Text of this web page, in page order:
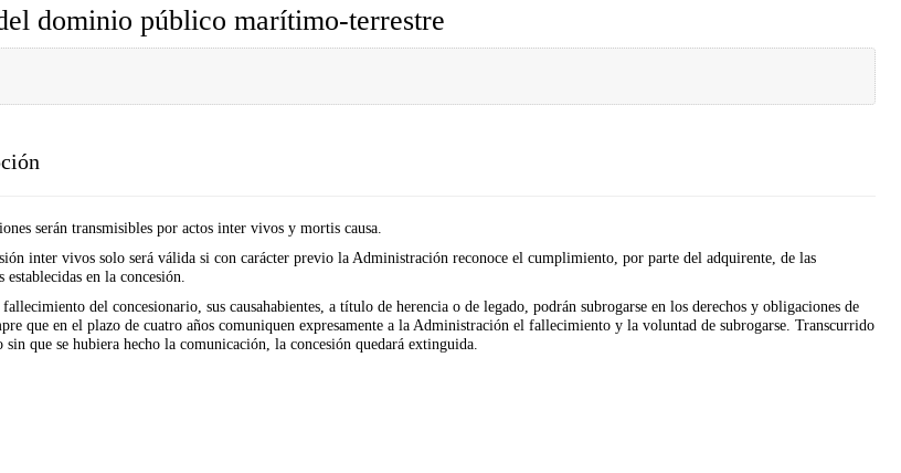
dominio público marítimo-terrestre
serán transmisibles por actos inter vivos y mortis causa.
inter vivos solo será válida si con carácter previo la Administración reconoce el cumplimiento, por parte del adquirente, de las
establecidas en la concesión.
fallecimiento del concesionario, sus causahabientes, a título de herencia o de legado, podrán subrogarse en los derechos y obligaciones de
que en el plazo de cuatro años comuniquen expresamente a la Administración el fallecimiento y la voluntad de subrogarse. Transcurrido
sin que se hubiera hecho la comunicación, la concesión quedará extinguida.